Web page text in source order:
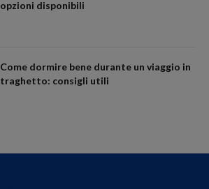
opzioni disponibili
Come dormire bene durante un viaggio in
traghetto: consigli utili